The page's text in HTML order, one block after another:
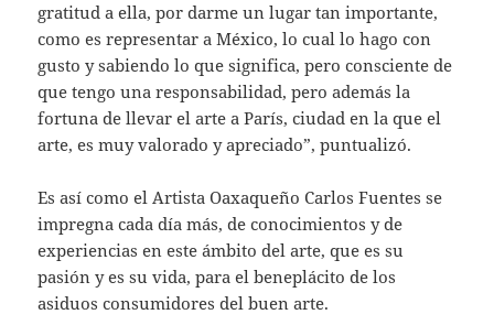
gratitud a ella, por darme un lugar tan importante,
como es representar a México, lo cual lo hago con
gusto y sabiendo lo que significa, pero consciente de
que tengo una responsabilidad, pero además la
fortuna de llevar el arte a París, ciudad en la que el
arte, es muy valorado y apreciado”, puntualizó.
Es así como el Artista Oaxaqueño Carlos Fuentes se
impregna cada día más, de conocimientos y de
experiencias en este ámbito del arte, que es su
pasión y es su vida, para el beneplácito de los
asiduos consumidores del buen arte.